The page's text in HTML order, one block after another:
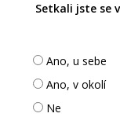
Setkali jste se
Ano, u sebe
Ano, v okolí
Ne